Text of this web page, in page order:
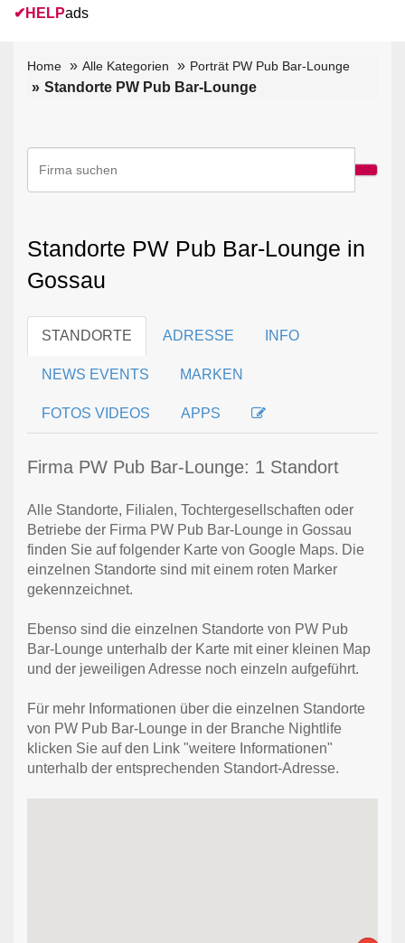
✔ HELPads
Home Alle Kategorien Porträt PW Pub Bar-Lounge
Standorte PW Pub Bar-Lounge
Standorte PW Pub Bar-Lounge in
Gossau
STANDORTE ADRESSE INFO
NEWS EVENTS MARKEN
FOTOS VIDEOS APPS
Firma PW Pub Bar-Lounge: 1 Standort
Alle Standorte, Filialen, Tochtergesellschaften oder
Betriebe der Firma PW Pub Bar-Lounge in Gossau
finden Sie auf folgender Karte von Google Maps. Die
einzelnen Standorte sind mit einem roten Marker
gekennzeichnet.
Ebenso sind die einzelnen Standorte von PW Pub
Bar-Lounge unterhalb der Karte mit einer kleinen Map
und der jeweiligen Adresse noch einzeln aufgeführt.
Für mehr Informationen über die einzelnen Standorte
von PW Pub Bar-Lounge in der Branche Nightlife
klicken Sie auf den Link "weitere Informationen"
unterhalb der entsprechenden Standort-Adresse.